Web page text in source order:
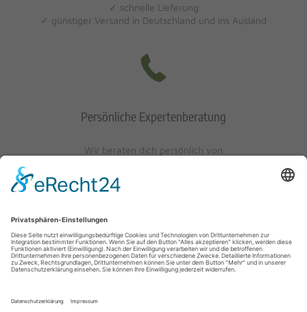
✓ schnelle Lieferung
✓ günstiger Versand in Deutschland und ins Ausland
Persönliche Expertenberatung
Wir beraten dich persönlich von
0621/405401-10